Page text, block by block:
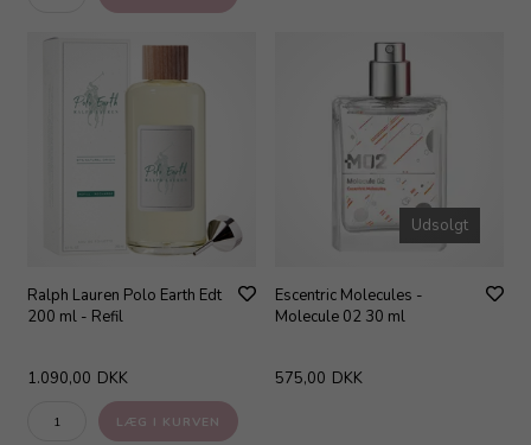
Ralph Lauren Polo Earth Edt
200 ml - Refil
1.090,00 DKK
Udsolgt
Escentric Molecules -
Molecule 02 30 ml
575,00 DKK